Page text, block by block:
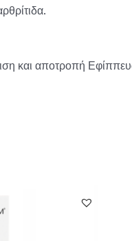
και αποτροπή